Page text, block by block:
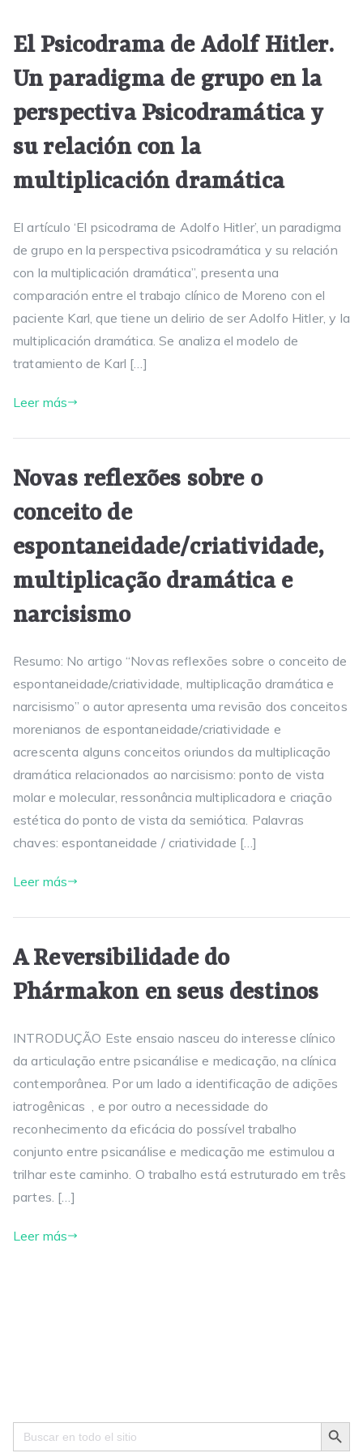
El Psicodrama de Adolf Hitler.
Un paradigma de grupo en la
perspectiva Psicodramática y
su relación con la
multiplicación dramática
El artículo ‘El psicodrama de Adolfo Hitler’, un paradigma
de grupo en la perspectiva psicodramática y su relación
con la multiplicación dramática”, presenta una
comparación entre el trabajo clínico de Moreno con el
paciente Karl, que tiene un delirio de ser Adolfo Hitler, y la
multiplicación dramática. Se analiza el modelo de
tratamiento de Karl […]
Leer más
Novas reflexões sobre o
conceito de
espontaneidade/criatividade,
multiplicação dramática e
narcisismo
Resumo: No artigo “Novas reflexões sobre o conceito de
espontaneidade/criatividade, multiplicação dramática e
narcisismo” o autor apresenta uma revisão dos conceitos
morenianos de espontaneidade/criatividade e
acrescenta alguns conceitos oriundos da multiplicação
dramática relacionados ao narcisismo: ponto de vista
molar e molecular, ressonância multiplicadora e criação
estética do ponto de vista da semiótica. Palavras
chaves: espontaneidade / criatividade […]
Leer más
A Reversibilidade do
Phármakon en seus destinos
INTRODUÇÃO Este ensaio nasceu do interesse clínico
da articulação entre psicanálise e medicação, na clínica
contemporânea. Por um lado a identificação de adições
iatrogênicas , e por outro a necessidade do
reconhecimento da eficácia do possível trabalho
conjunto entre psicanálise e medicação me estimulou a
trilhar este caminho. O trabalho está estruturado em três
partes. […]
Leer más
Search
for:
Search Button